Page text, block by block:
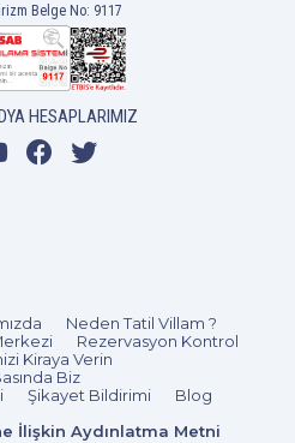
8 Kişi
Belge No: 9117
HESAPLARIMIZ
Neden Tatil Villam ?
Rezervasyon Kontrol
Kiraya Verin
Biz
Şikayet Bildirimi
Blog
İlişkin Aydınlatma Metni